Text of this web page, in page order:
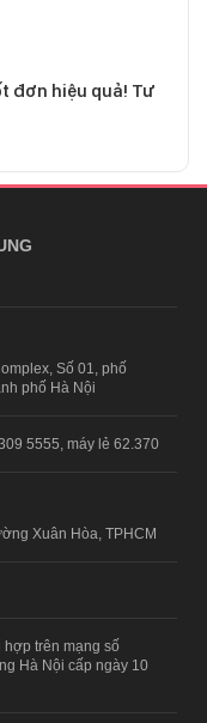
đơn hiệu quả! Tư
Số 01, phố
phố Hà Nội
5555, máy lẻ 62.370
Xuân Hòa, TPHCM
trên mạng số
Hà Nội cấp ngày 10